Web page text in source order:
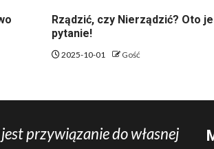
Rządzić, czy Nierządzić? Oto
pytanie!
2025-10-01 Gość
przywiązanie do własnej